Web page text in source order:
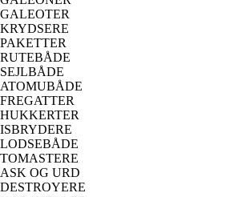
GALEOTER
KRYDSERE
PAKETTER
RUTEBÅDE
SEJLBÅDE
ATOMUBÅDE
FREGATTER
HUKKERTER
ISBRYDERE
LODSEBÅDE
TOMASTERE
ASK OG URD
DESTROYERE